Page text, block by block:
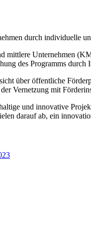
durch individuelle
mittlere Unternehmen
des Programms
über öffentliche
Vernetzung mit
und innovative
darauf ab, ein